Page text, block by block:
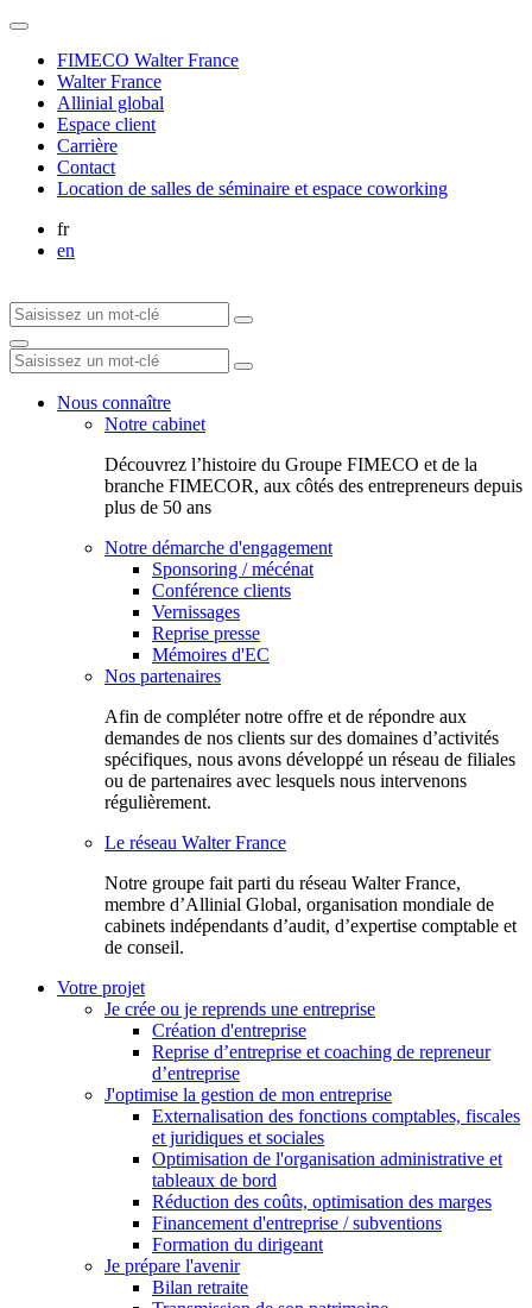
FIMECO Walter France
Walter France
Allinial global
Espace client
Carrière
Contact
Location de salles de séminaire et espace coworking
fr
en
Nous connaître
Notre cabinet
Découvrez l’histoire du Groupe FIMECO et de la
branche FIMECOR, aux côtés des entrepreneurs depuis
plus de 50 ans
Notre démarche d'engagement
Sponsoring / mécénat
Conférence clients
Vernissages
Reprise presse
Mémoires d'EC
Nos partenaires
Afin de compléter notre offre et de répondre aux
demandes de nos clients sur des domaines d’activités
spécifiques, nous avons développé un réseau de filiales
ou de partenaires avec lesquels nous intervenons
régulièrement.
Le réseau Walter France
Notr​e groupe fait parti du réseau Walter France,
membre d’Allinial Global, organisation mondiale de
cabinets indépendants d’audit, d’expertise comptable et
de conseil.
Votre projet
Je crée ou je reprends une entreprise
Création d'entreprise
Reprise d’entreprise et coaching de repreneur
d’entreprise
J'optimise la gestion de mon entreprise
Externalisation des fonctions comptables, fiscales
et juridiques et sociales
Optimisation de l'organisation administrative et
tableaux de bord
Réduction des coûts, optimisation des marges
Financement d'entreprise / subventions
Formation du dirigeant
Je prépare l'avenir
Bilan retraite